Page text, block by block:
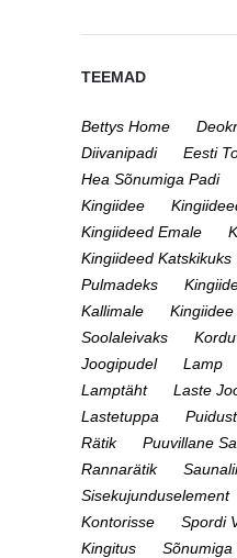
TEEMAD
Bettys Home
Diivanipadi
Eesti
Hea Sõnumiga Padi
Kingiidee
Kingiideed Emale
Kingiideed Katskikuks
Pulmadeks
Kallimale
Soolaleivaks
Joogipudel
Lamp
Lamptäht
Laste
Lastetuppa
Rätik
Puuvillane
Rannarätik
Sisekujunduselement
Kontorisse
Spordi
Kingitus
Sõnumiga